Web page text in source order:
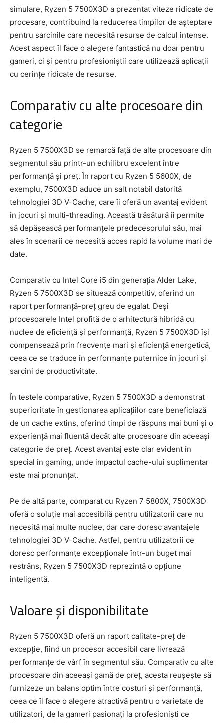
simulare, Ryzen 5 7500X3D a prezentat viteze ridicate de
procesare, contribuind la reducerea timpilor de așteptare
pentru sarcinile care necesită resurse de calcul intense.
Acest aspect îl face o alegere fantastică nu doar pentru
gameri, ci și pentru profesioniștii care utilizează aplicații
cu cerințe ridicate de resurse.
Comparativ cu alte procesoare din
categorie
Ryzen 5 7500X3D se remarcă față de alte procesoare din
segmentul său printr-un echilibru excelent între
performanță și preț. În raport cu Ryzen 5 5600X, de
exemplu, 7500X3D aduce un salt notabil datorită
tehnologiei 3D V-Cache, care îi oferă un avantaj evident
în jocuri și multi-threading. Această trăsătură îi permite
să depășească performanțele predecesorului său, mai
ales în scenarii ce necesită acces rapid la volume mari de
date.
Comparativ cu Intel Core i5 din generația Alder Lake,
Ryzen 5 7500X3D se situează competitiv, oferind un
raport performanță-preț greu de egalat. Deși
procesoarele Intel profită de o arhitectură hibridă cu
nuclee de eficiență și performanță, Ryzen 5 7500X3D își
compensează prin frecvențe mari și eficiență energetică,
ceea ce se traduce în performanțe puternice în jocuri și
sarcini de productivitate.
În testele comparative, Ryzen 5 7500X3D a demonstrat
superioritate în gestionarea aplicațiilor care beneficiază
de un cache extins, oferind timpi de răspuns mai buni și o
experiență mai fluentă decât alte procesoare din aceeași
categorie de preț. Acest avantaj este clar evident în
special în gaming, unde impactul cache-ului suplimentar
este mai pronunțat.
Pe de altă parte, comparat cu Ryzen 7 5800X, 7500X3D
oferă o soluție mai accesibilă pentru utilizatorii care nu
necesită mai multe nuclee, dar care doresc avantajele
tehnologiei 3D V-Cache. Astfel, pentru utilizatorii ce
doresc performanțe excepționale într-un buget mai
restrâns, Ryzen 5 7500X3D reprezintă o opțiune
inteligentă.
Valoare și disponibilitate
Ryzen 5 7500X3D oferă un raport calitate-preț de
excepție, fiind un procesor accesibil care livrează
performanțe de vârf în segmentul său. Comparativ cu alte
procesoare din aceeași gamă de preț, acesta reușește să
furnizeze un balans optim între costuri și performanță,
ceea ce îl face o alegere atractivă pentru o varietate de
utilizatori, de la gameri pasionați la profesioniști ce